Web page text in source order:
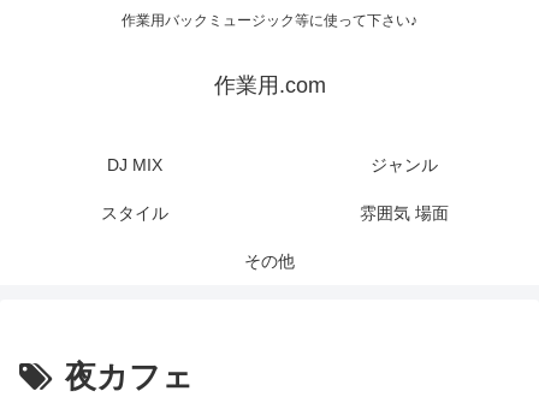
作業用バックミュージック等に使って下さい♪
作業用.com
DJ MIX ジャンル
スタイル 雰囲気 場面
その他
夜カフェ